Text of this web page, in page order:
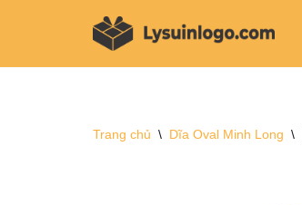
Trang chủ \ Dĩa Oval Minh Long \